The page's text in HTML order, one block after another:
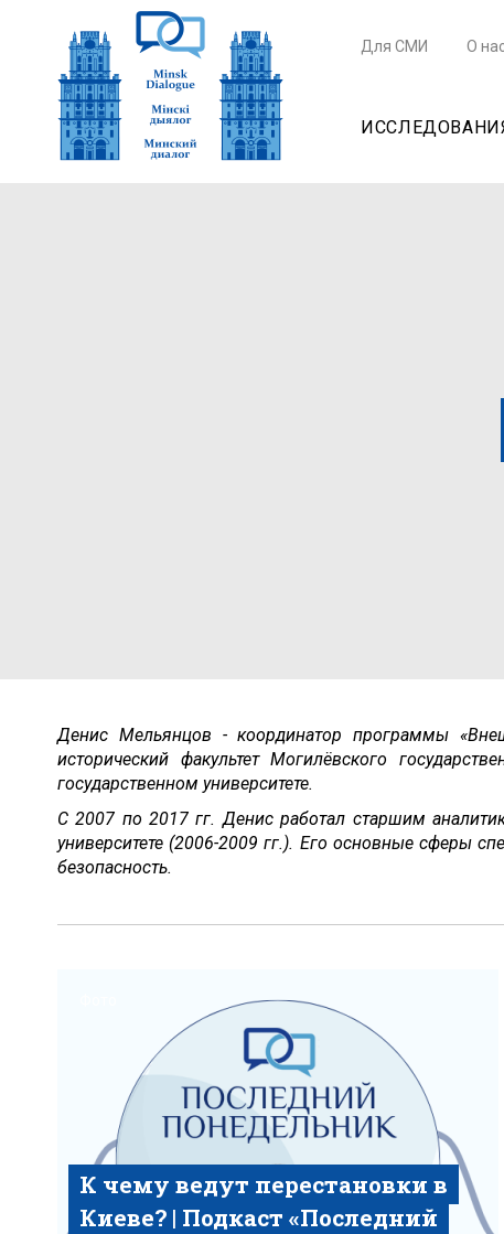
Для СМИ О
Денис Мельянцов - координатор программы
исторический факультет Могилёвского
государственном университете.
С 2007 по 2017 гг. Денис работал старшим
университете (2006-2009 гг.). Его основные сферы
безопасность.
К чему ведут перестановки в
Киеве? | Подкаст «‎Последний